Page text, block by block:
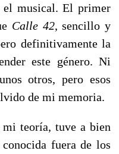
el musical. El primer
Calle 42, sencillo y
definitivamente la
este género. Ni
otros, pero esos
de mi memoria.
teoría, tuve a bien
fuera de los